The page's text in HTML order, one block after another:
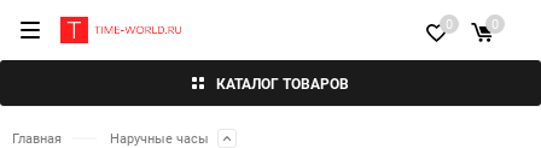
КАТАЛОГ ТОВАРОВ
0 0
Главная Наручные часы